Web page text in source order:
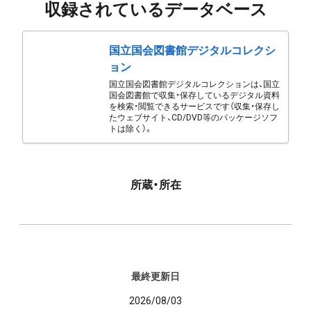
収録されているデータベース
国立国会図書館デジタルコレクシ
ョン
国立国会図書館デジタルコレクションは、国立
国会図書館で収集・保存しているデジタル資料
を検索・閲覧できるサービスです（収集・保存し
たウェブサイト、CD/DVD等のパッケージソフ
トは除く）。
所蔵・所在
最終更新日
2026/08/03